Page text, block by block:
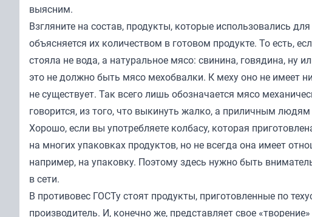
выясним.
Взгляните на состав, продукты, которые использовались
объясняется их количеством в готовом продукте. То есть,
стояла не вода, а натуральное мясо: свинина, говядина, ну
это не должно быть мясо мехобвалки. К меху оно не имеет
не существует. Так всего лишь обозначается мясо
говорится, из того, что выкинуть жалко, а приличным
Хорошо, если вы употребляете колбасу, которая
на многих упаковках продуктов, но не всегда она имеет
например, на упаковку. Поэтому здесь нужно быть
в сети.
В противовес ГОСТу стоят продукты, приготовленные по
производитель. И, конечно же, представляет свое